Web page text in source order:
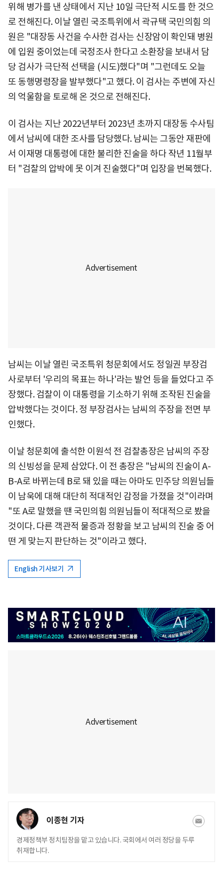
위해 병가를 낸 상태에서 지난 10일 극단적 시도를 한 것으
로 전해진다. 이날 열린 국조특위에서 곽규택 국민의힘 의
원은 "대장동 사건을 수사한 검사는 신장암이 확인돼 병원
에 입원 중이었는데 국정조사 한다고 소환장을 보내서 담
당 검사가 극단적 선택을 (시도)했다"며 "그런데도 오늘
또 동행명령장을 발부했다"고 했다. 이 검사는 주변에 자신
의 억울함을 토로해 온 것으로 전해진다.
이 검사는 지난 2022년부터 2023년 초까지 대장동 수사팀
에서 남씨에 대한 조사를 담당했다. 남씨는 그동안 재판에
서 이재명 대통령에 대한 불리한 진술을 하다 작년 11월부
터 "검찰의 압박에 못 이겨 진술했다"며 입장을 번복했다.
남씨는 이날 열린 국조특위 청문회에서도 정일권 부장검
사로부터 '우리의 목표는 하나'라는 발언 등을 들었다고 주
장했다. 검찰이 이 대통령을 기소하기 위해 조작된 진술을
압박했다는 것이다. 정 부장검사는 남씨의 주장을 전면 부
인했다.
이날 청문회에 출석한 이원석 전 검찰총장은 남씨의 주장
의 신빙성을 문제 삼았다. 이 전 총장은 "남씨의 진술이 A-
B-A로 바뀌는데 B로 돼 있을 때는 아마도 민주당 의원님들
이 남욱에 대해 대단히 적대적인 감정을 가졌을 것"이라며
"또 A로 말했을 땐 국민의힘 의원님들이 적대적으로 봤을
것이다. 다른 객관적 물증과 정황을 보고 남씨의 진술 중 어
떤 게 맞는지 판단하는 것"이라고 했다.
English 기사보기
이종현 기자
경제정책부 정치팀장을 맡고 있습니다. 국회에서 여러 정당을 두루
취재합니다.